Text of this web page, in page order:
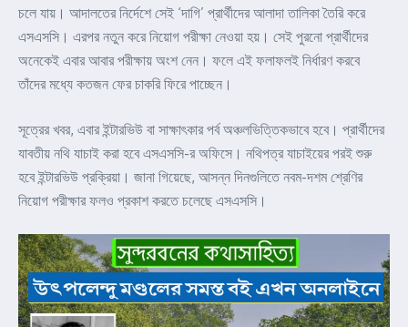
চলে যায়। আদালতের নির্দেশে সেই ‘দাগি’ প্রার্থীদের আলাদা তালিকা তৈরি করে
এসএসসি। এরপর নতুন করে নিয়োগ পরীক্ষা নেওয়া হয়। সেই পুরনো প্রার্থীদের
অনেকেই এবার আবার পরীক্ষায় অংশ নেন। ফলে এই ফলাফলই নির্ধারণ করবে
তাঁদের মধ্যে কতজন ফের চাকরি ফিরে পাচ্ছেন।
সূত্রের খবর, এবার ইন্টারভিউ বা সাক্ষাৎকার পর্ব অঞ্চলভিত্তিকভাবে হবে। প্রার্থীদের
যাবতীয় নথি যাচাই করা হবে এসএসসি-র অফিসে। নথিপত্র যাচাইয়ের পরই শুরু
হবে ইন্টারভিউ প্রক্রিয়া। জানা গিয়েছে, আসন্ন দিনগুলিতে নবম-দশম শ্রেণির
নিয়োগ পরীক্ষার ফলও প্রকাশ করতে চলেছে এসএসসি।